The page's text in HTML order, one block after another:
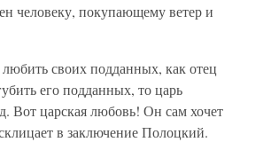
человеку, покупающему ветер и
своих подданных, как отец
его подданных, то царь
Вот царская любовь! Он сам хочет
в заключение Полоцкий.